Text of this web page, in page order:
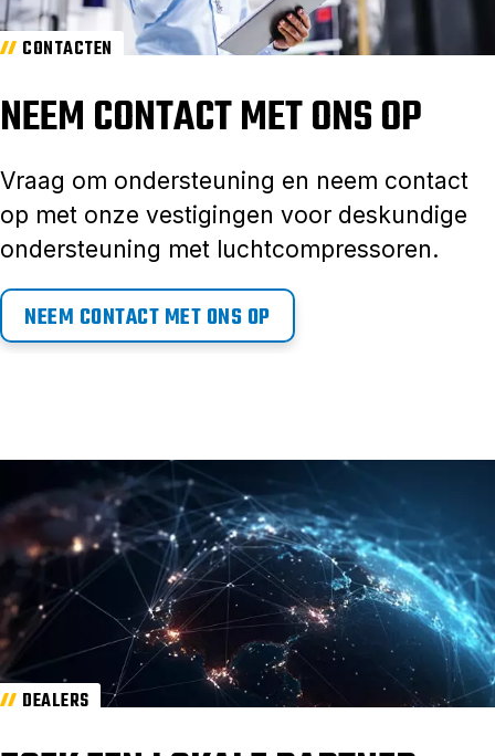
CONTACTEN
NEEM CONTACT MET ONS OP
Vraag om ondersteuning en neem contact
op met onze vestigingen voor deskundige
ondersteuning met luchtcompressoren.
NEEM CONTACT MET ONS OP
DEALERS